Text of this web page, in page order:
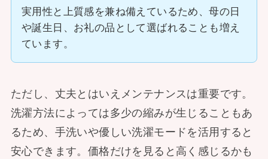
実用性と上質感を兼ね備えているため、母の日
や誕生日、お礼の品として選ばれることも増え
ています。
ただし、丈夫とはいえメンテナンスは重要です。
洗濯方法によっては多少の縮みが生じることもあ
るため、手洗いや優しい洗濯モードを活用すると
安心できます。価格だけを見ると高く感じるかも